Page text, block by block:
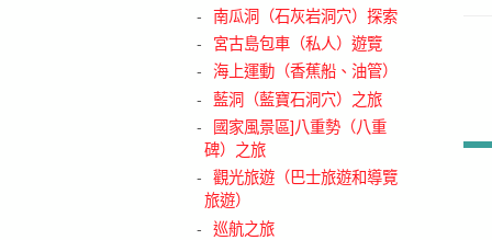
南瓜洞（石灰岩洞穴）探索
宮古島包車（私人）遊覽
海上運動（香蕉船、油管）
藍洞（藍寶石洞穴）之旅
國家風景區]八重勢（八重
碑）之旅
觀光旅遊（巴士旅遊和導覽
旅遊）
巡航之旅